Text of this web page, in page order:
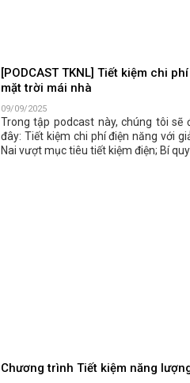
[PODCAST TKNL] Tiết kiệm chi
mặt trời mái nhà
09/09/2025
Trong tập podcast này, chúng tôi
đây: Tiết kiệm chi phí điện năng với
Nai vượt mục tiêu tiết kiệm điện; Bí
Chương trình Tiết kiệm năng